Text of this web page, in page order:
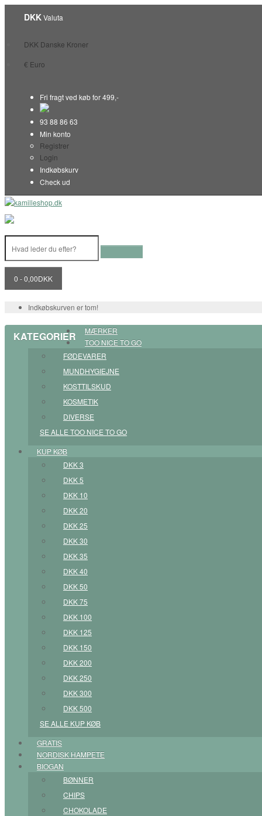
DKKValuta
DKK Danske Kroner
€ Euro
Fri fragt ved køb for 499,-
93 88 86 63
Min konto
Registrer
Login
Indkøbskurv
Check ud
0 - 0,00DKK
Indkøbskurven er tom!
KATEGORIER
MÆRKER
TOO NICE TO GO
FØDEVARER
MUNDHYGIEJNE
KOSTTILSKUD
KOSMETIK
DIVERSE
SE ALLE TOO NICE TO GO
KUP KØB
DKK 3
DKK 5
DKK 10
DKK 20
DKK 25
DKK 30
DKK 35
DKK 40
DKK 50
DKK 75
DKK 100
DKK 125
DKK 150
DKK 200
DKK 250
DKK 300
DKK 500
SE ALLE KUP KØB
GRATIS
NORDISK HAMPETE
BIOGAN
BØNNER
CHIPS
CHOKOLADE